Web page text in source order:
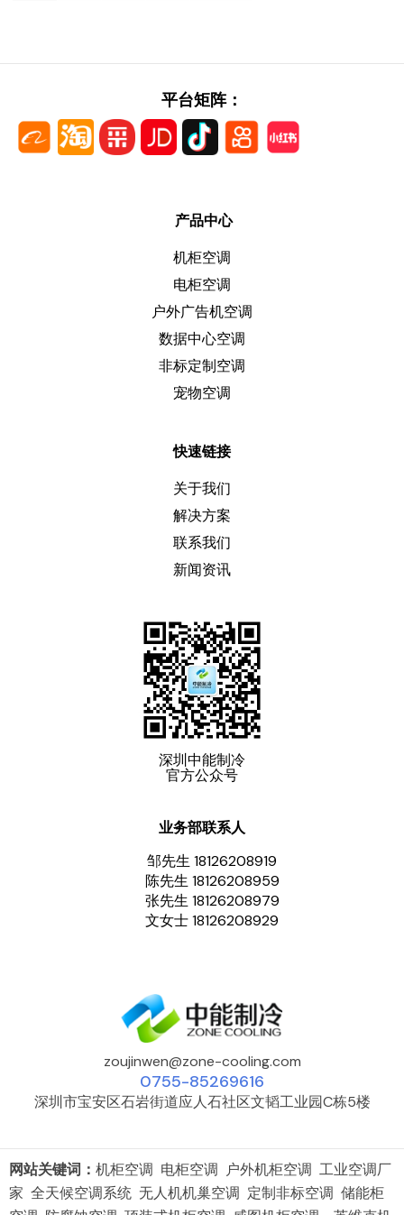
平台矩阵：
产品中心
机柜空调
电柜空调
户外广告机空调
数据中心空调
非标定制空调
宠物空调
快速链接
关于我们
解决方案
联系我们
新闻资讯
深圳中能制冷
官方公众号
业务部联系人
邹先生 18126208919
陈先生 18126208959
张先生 18126208979
文女士 18126208929
zoujinwen@zone-cooling.com
0755-85269616
深圳市宝安区石岩街道应人石社区文韬工业园C栋5楼
网站关键词： 机柜空调 电柜空调 户外机柜空调 工业空调厂
家 全天候空调系统 无人机机巢空调 定制非标空调 储能柜